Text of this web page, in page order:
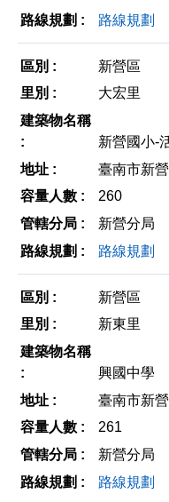
路線規劃
新營區
大宏里
新營國小-
臺南市新
260
新營分局
路線規劃
新營區
新東里
興國中學
臺南市新
261
新營分局
路線規劃